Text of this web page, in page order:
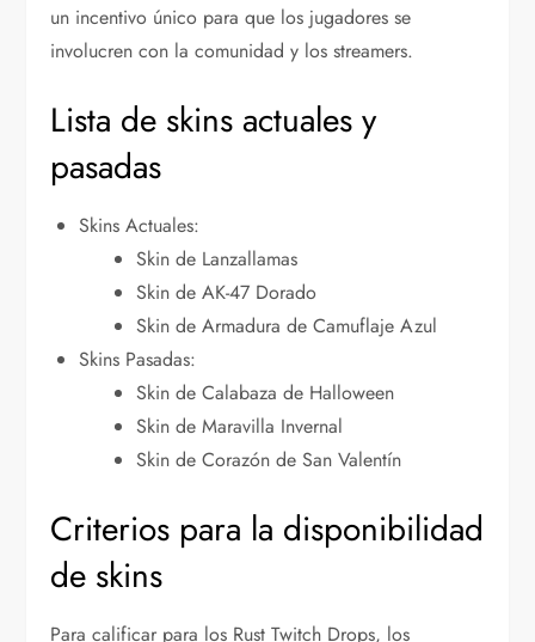
un incentivo único para que los jugadores se
involucren con la comunidad y los streamers.
Lista de skins actuales y
pasadas
Skins Actuales:
Skin de Lanzallamas
Skin de AK-47 Dorado
Skin de Armadura de Camuflaje Azul
Skins Pasadas:
Skin de Calabaza de Halloween
Skin de Maravilla Invernal
Skin de Corazón de San Valentín
Criterios para la disponibilidad
de skins
Para calificar para los Rust Twitch Drops, los